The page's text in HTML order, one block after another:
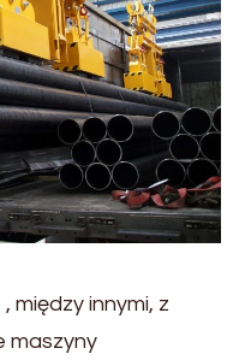
między innymi, z
maszyny